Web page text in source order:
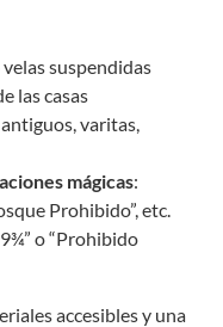
suspendidas
las casas
varitas,
mágicas:
Prohibido”, etc.
o “Prohibido
accesibles y una